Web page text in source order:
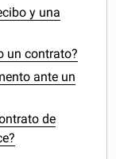
y una
un contrato?
ante un
de